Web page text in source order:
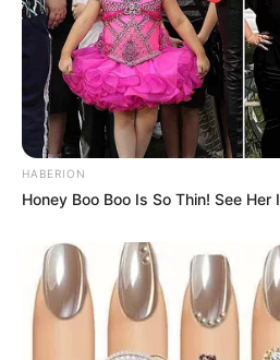
HABERION
Honey Boo Boo Is So Thin! See Her